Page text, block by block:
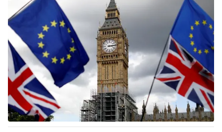
Liên hệ quảng cáo:
024-7300.7108